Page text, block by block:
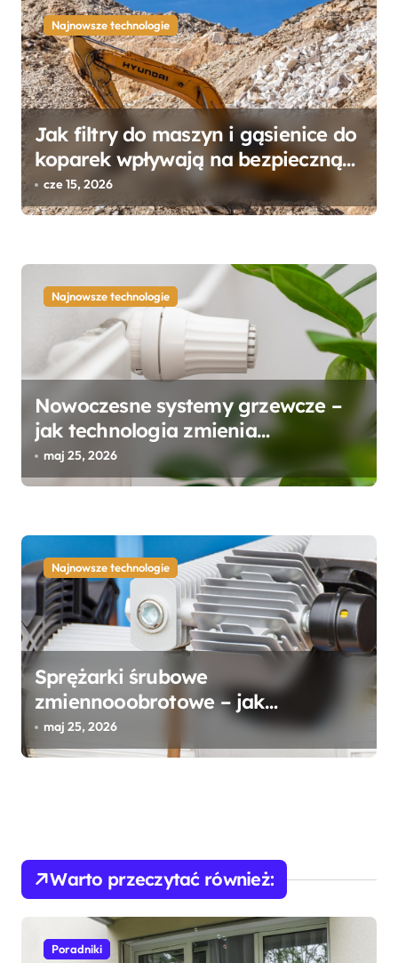
c
j
a
w
p
i
s
Najnowsze technologie
Jak filtry do maszyn i gąsienice do
koparek wpływają na bezpieczną
pracę sprzętu?
cze 15, 2026
Najnowsze technologie
Nowoczesne systemy grzewcze –
jak technologia zmienia
ogrzewanie domów?
maj 25, 2026
Najnowsze technologie
Sprężarki śrubowe
zmiennooobrotowe – jak
ograniczyć koszty sprężonego
powietrza bez utraty wydajności?
maj 25, 2026
Warto przeczytać również:
Poradniki